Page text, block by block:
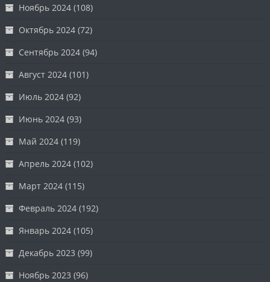
Ноябрь 2024 (108)
Октябрь 2024 (72)
Сентябрь 2024 (94)
Август 2024 (101)
Июль 2024 (92)
Июнь 2024 (93)
Май 2024 (119)
Апрель 2024 (102)
Март 2024 (115)
Февраль 2024 (192)
Январь 2024 (105)
Декабрь 2023 (99)
Ноябрь 2023 (96)